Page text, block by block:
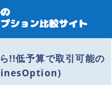
!!低予算で取引可能の